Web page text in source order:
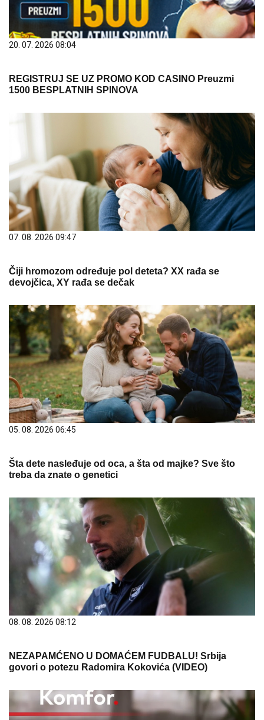
20. 07. 2026 08:04
REGISTRUJ SE UZ PROMO KOD CASINO Preuzmi
1500 BESPLATNIH SPINOVA
07. 08. 2026 09:47
Čiji hromozom određuje pol deteta? XX rađa se
devojčica, XY rađa se dečak
05. 08. 2026 06:45
Šta dete nasleđuje od oca, a šta od majke? Sve što
treba da znate o genetici
08. 08. 2026 08:12
NEZAPAMĆENO U DOMAĆEM FUDBALU! Srbija
govori o potezu Radomira Kokovića (VIDEO)